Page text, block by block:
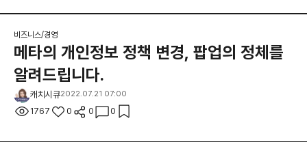
비즈니스/경영
메타의 개인정보 정책 변경, 팝업의 정체를
알려드립니다.
캐치시큐2022.07.21 07:00
1767 0 0 0